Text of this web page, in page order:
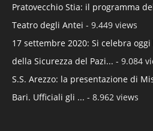
Pratovecchio Stia: il programma
Teatro degli Antei - 9.449 views
17 settembre 2020: Si celebra
della Sicurezza del Pazi... - 9.084
S.S. Arezzo: la presentazione di
Bari. Ufficiali gli ... - 8.962 views